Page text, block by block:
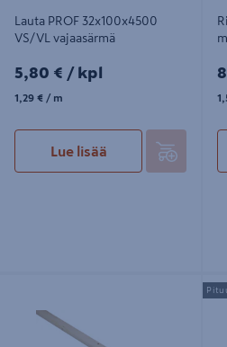
Lauta PROF 32x100x4500
VS/VL vajaasärmä
5,80€/kpl
5,80 € / kpl
1,29€/m
1,29 € / m
Lue lisää
PL/